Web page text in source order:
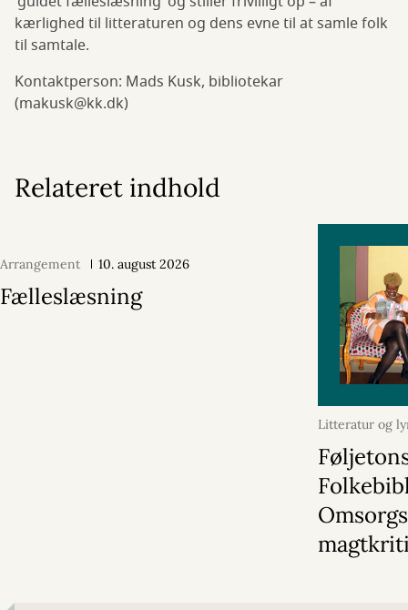
kærlighed til litteraturen og dens evne til at samle folk
til samtale.
Kontaktperson: Mads Kusk, bibliotekar
(makusk@kk.dk)
Relateret indhold
Arrangement 10. august 2026
Fælleslæsning
Litteratur og
oktober 2024